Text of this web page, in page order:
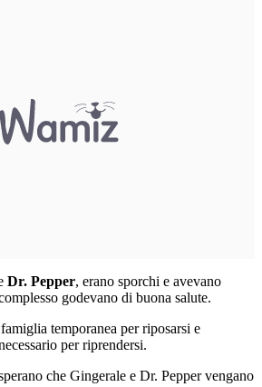
Dr. Pepper, erano sporchi e avevano
godevano di buona salute.
temporanea per riposarsi e
per riprendersi.
che Gingerale e Dr. Pepper vengano